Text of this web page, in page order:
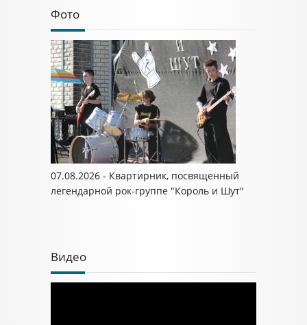
Фото
07.08.2026 - Квартирник, посвященный
легендарной рок-группе "Король и Шут"
Видео